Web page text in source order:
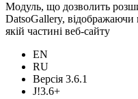
Модуль, що дозволить
DatsoGallery, відображаючи
якій частині веб-сайту
EN
RU
Версія 3.6.1
J!3.6+